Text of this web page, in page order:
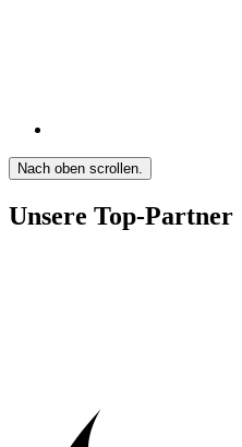
Nach oben scrollen.
Unsere Top-Partner